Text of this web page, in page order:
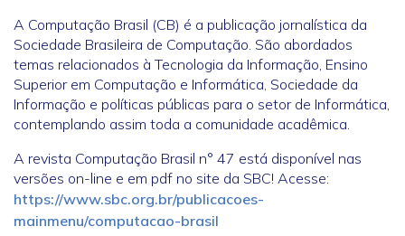
A Computação Brasil (CB) é a publicação jornalística da
Sociedade Brasileira de Computação. São abordados
temas relacionados à Tecnologia da Informação, Ensino
Superior em Computação e Informática, Sociedade da
Informação e políticas públicas para o setor de Informática,
contemplando assim toda a comunidade acadêmica.
A revista Computação Brasil n° 47 está disponível nas
versões on-line e em pdf no site da SBC! Acesse:
https://www.sbc.org.br/publicacoes-
mainmenu/computacao-brasil